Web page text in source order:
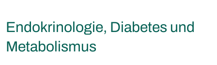
Endokrinologie, Diabetes und
Metabolismus